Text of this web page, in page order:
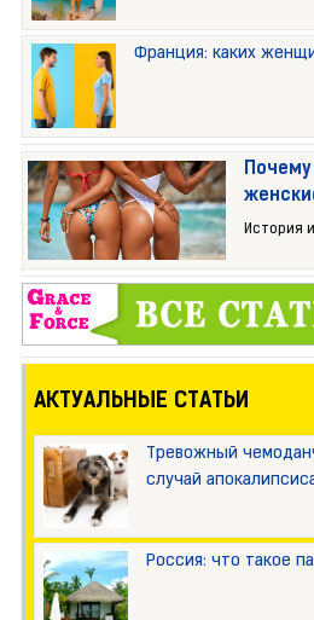
Франция: каких
История
АКТУАЛЬНЫЕ СТАТЬИ
Тревожный
случай
Россия: что такое